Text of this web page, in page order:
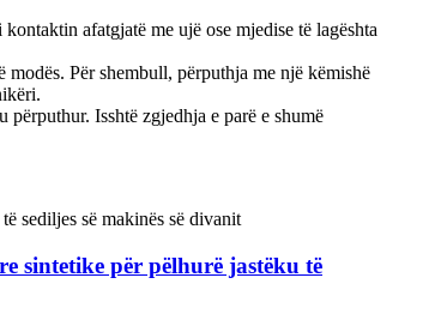
afatgjatë me ujë ose mjedise të lagështa
modës. Për shembull, përputhja me një këmishë
Isshtë zgjedhja e parë e shumë
sintetike për pëlhurë jastëku të